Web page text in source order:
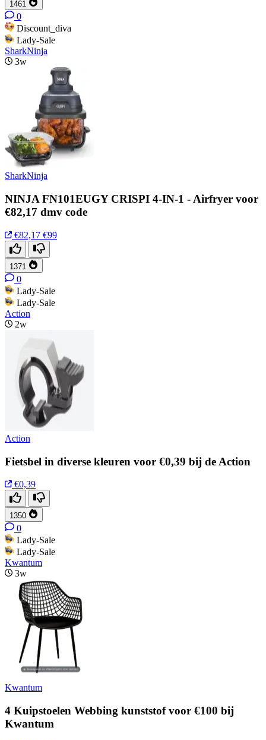
1461
0
Discount_diva
Lady-Sale
SharkNinja
3w
SharkNinja
NINJA FN101EUGY CRISPI 4-IN-1 - Airfryer voor
€82,17 dmv code
€82,17 €99
1371
0
Lady-Sale
Lady-Sale
Action
2w
Action
Fietsbel in diverse kleuren voor €0,39 bij de Action
€0,39
1350
0
Lady-Sale
Lady-Sale
Kwantum
3w
Kwantum
4 Kuipstoelen Webbing kunststof voor €100 bij
Kwantum